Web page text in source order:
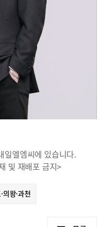
일엘엠씨에 있습니다.
및 재배포 금지>
의왕·과천